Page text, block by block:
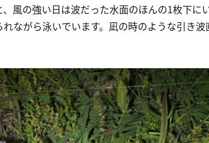
風の強い日は波だった水面のほんの1枚下に
ながら泳いでいます。凪の時のような引き